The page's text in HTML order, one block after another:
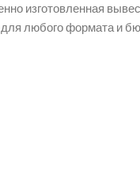
изготовленная
любого формата и